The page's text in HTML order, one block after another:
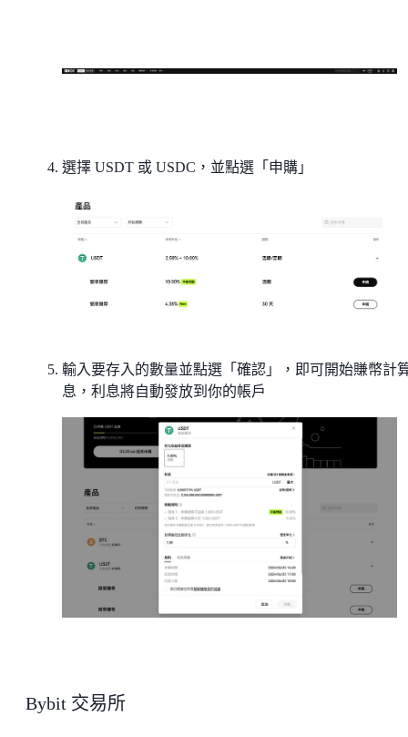
選擇 USDT 或 USDC，並點選「申購」
輸入要存入的數量並點選「確認」，即可開始賺幣計
息，利息將自動發放到你的帳戶
Bybit 交易所